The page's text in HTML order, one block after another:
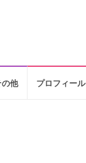
他 プロフィール